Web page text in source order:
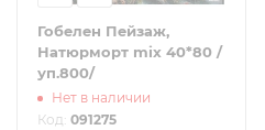
Гобелен Пейзаж,
Натюрморт mix 40*80 /
уп.800/
Нет в наличии
Код: 091275